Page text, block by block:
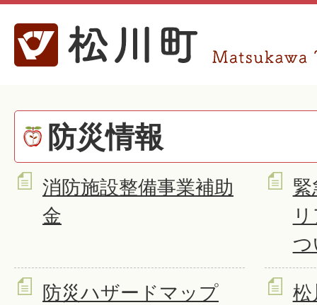
防災情報
消防施設整備事業補助
金
防災ハザードマップ
松